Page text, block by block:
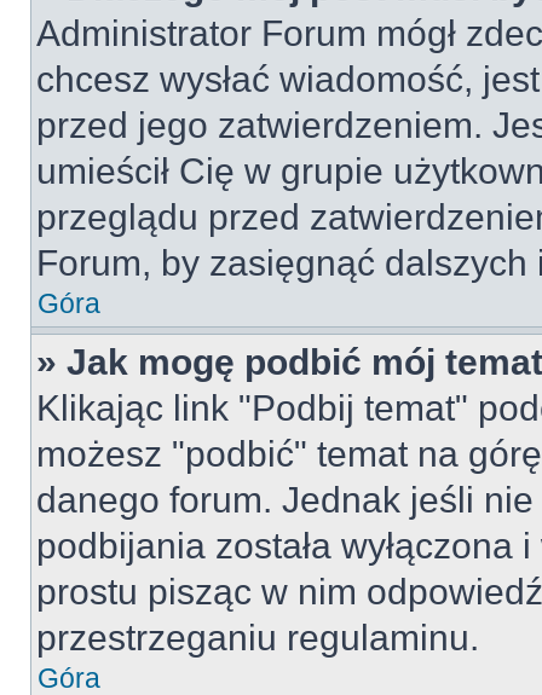
Administrator Forum mógł
chcesz wysłać wiadomość,
przed jego zatwierdzeniem.
umieścił Cię w grupie
przeglądu przed
Forum, by zasięgnąć dalszych
Góra
» Jak mogę podbić mój
Klikając link "Podbij temat"
możesz "podbić" temat na
danego forum. Jednak jeśli
podbijania została
prostu pisząc w nim
przestrzeganiu regulaminu.
Góra